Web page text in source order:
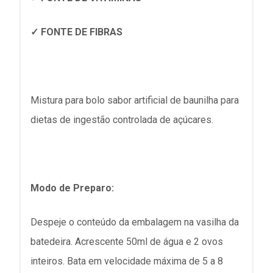
✓ FONTE DE FIBRAS
Mistura para bolo sabor artificial de baunilha para
dietas de ingestão controlada de açúcares.
Modo de Preparo:
Despeje o conteúdo da embalagem na vasilha da
batedeira. Acrescente 50ml de água e 2 ovos
inteiros. Bata em velocidade máxima de 5 a 8